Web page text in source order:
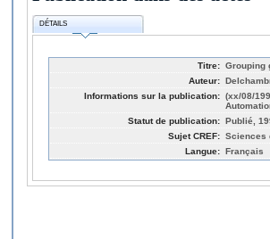
DÉTAILS
Titre: Grouping
Auteur:
Informations sur la publication: (xx/08/
Statut de publication: Publié,
Sujet CREF: Sciences
Langue: Français